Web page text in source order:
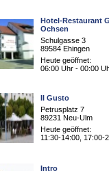
Hotel-Restaurant
Ochsen
Schulgasse 3
89584 Ehingen
Heute geöffnet:
06:00 Uhr - 00:00
Il Gusto
Petrusplatz 7
89231 Neu-Ulm
Heute geöffnet:
11:30-14:00, 17:00-
Intro